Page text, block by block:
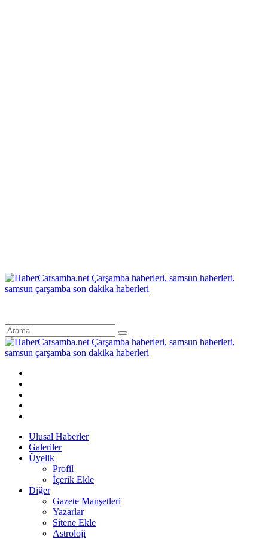
Ulusal Haberler
Galeriler
Üyelik
Profil
İçerik Ekle
Diğer
Gazete Manşetleri
Yazarlar
Sitene Ekle
Astroloji